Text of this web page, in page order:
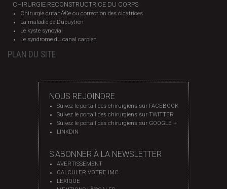
CHIRURGIE RECONSTRUCTRICE DU CORPS
Chirurgie cutanÃ©e ou correction des cicatrices
La maladie de Dupuytren
Le kyste synovial
Le syndrome du canal carpien
PLAN DU SITE
NOUS REJOINDRE
Suivez le portail des chirurgiens sur FACEBOOK
Suivez le portail des chirurgiens sur TWITTER
Suivez le portail des chirurgiens sur GOOGLE +
LINKDIN
S'ABONNER À LA NEWSLETTER
AVERTISSEMENT
CALCULER VOTRE IMC
LEXIQUE